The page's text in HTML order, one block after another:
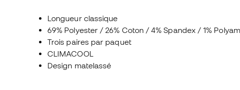
Longueur classique
69% Polyester / 26% Coton / 4% Spandex / 1%
Trois paires par paquet
CLIMACOOL
Design matelassé